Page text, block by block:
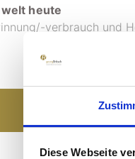
Diese Webseite
heute
verbrauch und
GmbH
& Support